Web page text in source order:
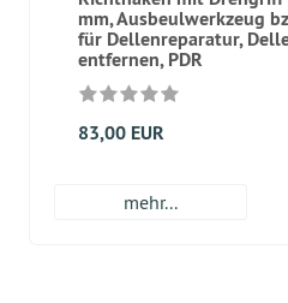
mm, Ausbeulwerkzeug
für Dellenreparatur,
entfernen, PDR
83,00 EUR
mehr...